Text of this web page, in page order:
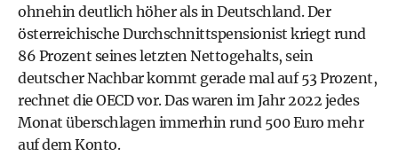
ohnehin deutlich höher als in Deutschland. Der
österreichische Durchschnittspensionist kriegt rund
86 Prozent seines letzten Nettogehalts, sein
deutscher Nachbar kommt gerade mal auf 53 Prozent,
rechnet die OECD vor. Das waren im Jahr 2022 jedes
Monat überschlagen immerhin rund 500 Euro mehr
auf dem Konto.